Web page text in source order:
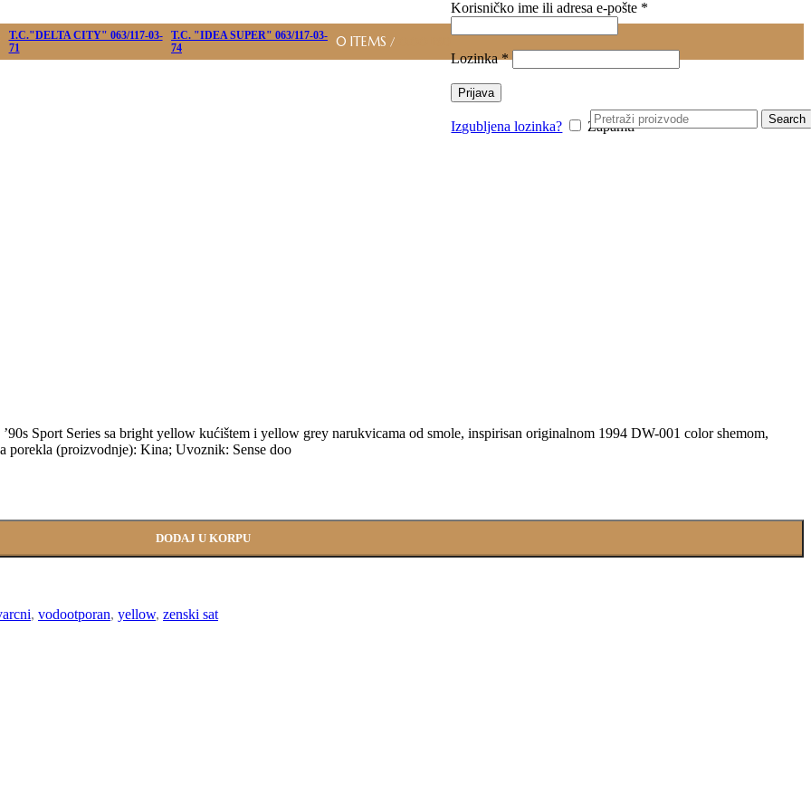
T.C."DELTA CITY" 063/117-03-
71
T.C. "IDEA SUPER" 063/117-03-
74
0ITEMS /
Korisničko ime ili adresa e-pošte *
Lozinka*Obavezno
Prijava
Izgubljena lozinka? Zapamti Search
Sport Series sa bright yellow kućištem i yellow grey narukvicama od smole, inspirisan originalnom 1994 DW-001 color shemom,
porekla (proizvodnje): Kina; Uvoznik: Sense doo
DODAJ U KORPU
, vodootporan, yellow, zenski sat